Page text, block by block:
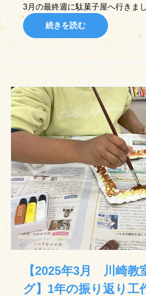
3月の最終週に駄菓子屋へ行きまし
続きを読む
【2025年3月 川崎教
グ】1年の振り返り工